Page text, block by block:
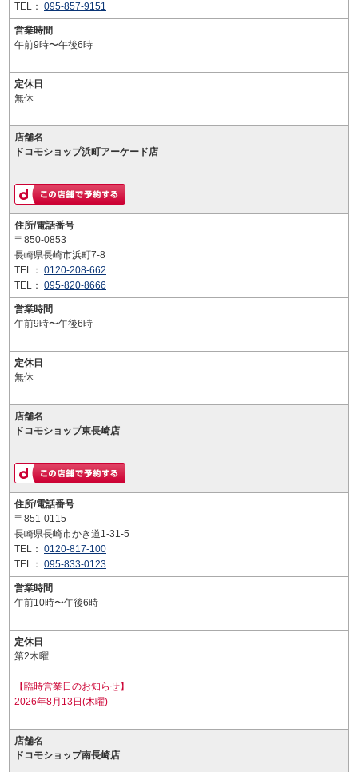
TEL： 095-857-9151
営業時間
午前9時〜午後6時
定休日
無休
店舗名
ドコモショップ浜町アーケード店
住所/電話番号
〒850-0853
長崎県長崎市浜町7-8
TEL： 0120-208-662
TEL： 095-820-8666
営業時間
午前9時〜午後6時
定休日
無休
店舗名
ドコモショップ東長崎店
住所/電話番号
〒851-0115
長崎県長崎市かき道1-31-5
TEL： 0120-817-100
TEL： 095-833-0123
営業時間
午前10時〜午後6時
定休日
第2木曜
【臨時営業日のお知らせ】
2026年8月13日(木曜)
店舗名
ドコモショップ南長崎店